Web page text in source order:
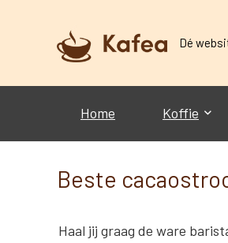
Dé
Home Koffie
Beste
Haal jij graag de ware